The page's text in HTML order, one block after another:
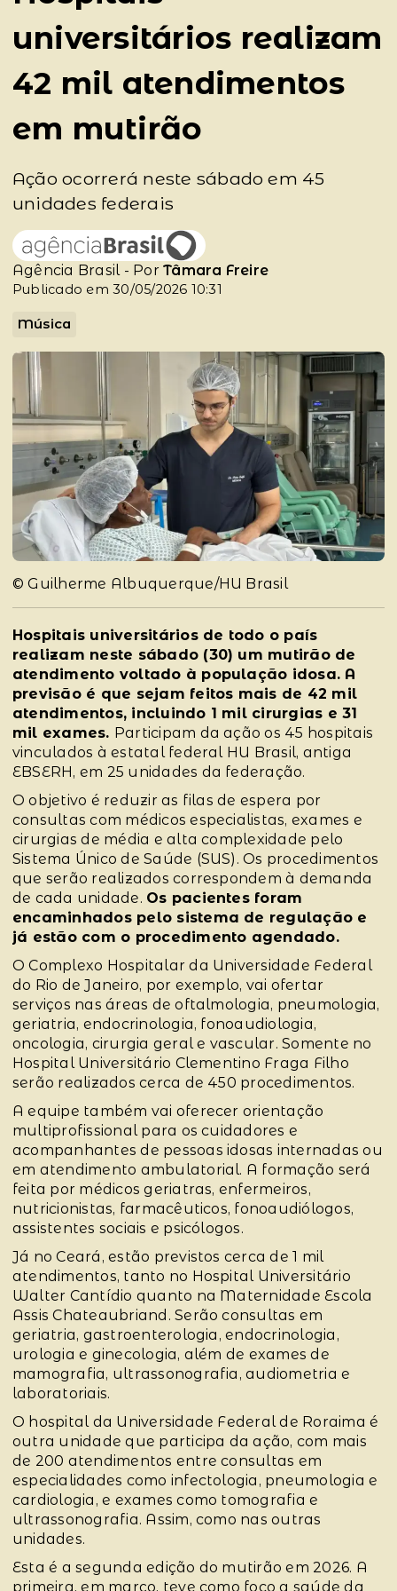
universitários realizam
42 mil atendimentos
em mutirão
Ação ocorrerá neste sábado em 45
unidades federais
Agência Brasil - PorTâmara Freire
Publicado em 30/05/2026 10:31
Música
© Guilherme Albuquerque/HU Brasil
Hospitais universitários de todo o país
realizam neste sábado (30) um mutirão de
atendimento voltado à população idosa. A
previsão é que sejam feitos mais de 42 mil
atendimentos, incluindo 1 mil cirurgias e 31
mil exames. Participam da ação os 45 hospitais
vinculados à estatal federal HU Brasil, antiga
EBSERH, em 25 unidades da federação.
O objetivo é reduzir as filas de espera por
consultas com médicos especialistas, exames e
cirurgias de média e alta complexidade pelo
Sistema Único de Saúde (SUS). Os procedimentos
que serão realizados correspondem à demanda
de cada unidade. Os pacientes foram
encaminhados pelo sistema de regulação e
já estão com o procedimento agendado.
O Complexo Hospitalar da Universidade Federal
do Rio de Janeiro, por exemplo, vai ofertar
serviços nas áreas de oftalmologia, pneumologia,
geriatria, endocrinologia, fonoaudiologia,
oncologia, cirurgia geral e vascular. Somente no
Hospital Universitário Clementino Fraga Filho
serão realizados cerca de 450 procedimentos.
A equipe também vai oferecer orientação
multiprofissional para os cuidadores e
acompanhantes de pessoas idosas internadas ou
em atendimento ambulatorial. A formação será
feita por médicos geriatras, enfermeiros,
nutricionistas, farmacêuticos, fonoaudiólogos,
assistentes sociais e psicólogos.
Já no Ceará, estão previstos cerca de 1 mil
atendimentos, tanto no Hospital Universitário
Walter Cantídio quanto na Maternidade Escola
Assis Chateaubriand. Serão consultas em
geriatria, gastroenterologia, endocrinologia,
urologia e ginecologia, além de exames de
mamografia, ultrassonografia, audiometria e
laboratoriais.
O hospital da Universidade Federal de Roraima é
outra unidade que participa da ação, com mais
de 200 atendimentos entre consultas em
especialidades como infectologia, pneumologia e
cardiologia, e exames como tomografia e
ultrassonografia. Assim, como nas outras
unidades.
Esta é a segunda edição do mutirão em 2026. A
primeira, em março, teve como foco a saúde da